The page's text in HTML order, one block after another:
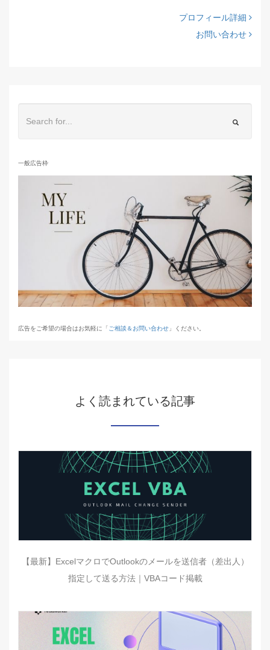
プロフィール詳細
お問い合わせ
一般広告枠
広告をご希望の場合はお気軽に「ご相談＆お問い合わせ 」ください。
よく読まれている記事
【最新】ExcelマクロでOutlookのメールを送信者（差出人）
指定して送る方法｜VBAコード掲載